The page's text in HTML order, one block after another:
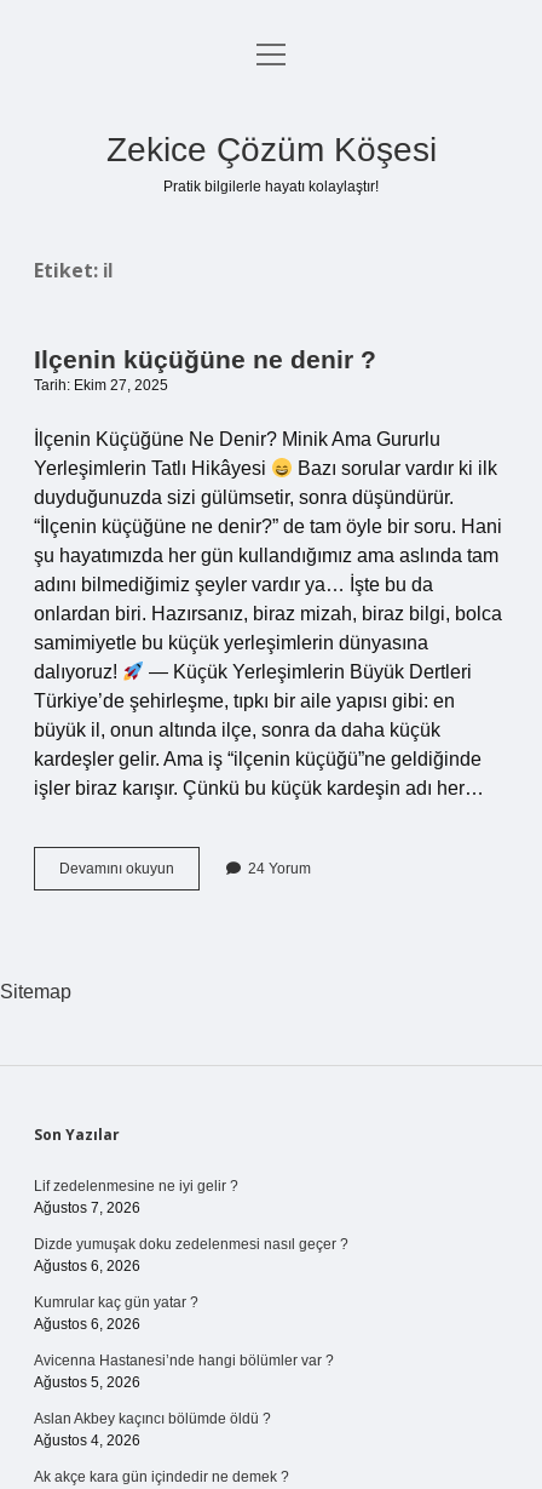
Anasayfa
Yasal Uyarı
menüyü
Zekice Çözüm Köşesi
Pratik bilgilerle hayatı kolaylaştır!
Etiket: il
Ilçenin küçüğüne ne denir ?
Tarih: Ekim 27, 2025
İlçenin Küçüğüne Ne Denir? Minik Ama Gururlu
Yerleşimlerin Tatlı Hikâyesi
Bazı sorular vardır ki ilk
duyduğunuzda sizi gülümsetir, sonra düşündürür.
“İlçenin küçüğüne ne denir?” de tam öyle bir soru. Hani
şu hayatımızda her gün kullandığımız ama aslında tam
adını bilmediğimiz şeyler vardır ya… İşte bu da
onlardan biri. Hazırsanız, biraz mizah, biraz bilgi, bolca
samimiyetle bu küçük yerleşimlerin dünyasına
dalıyoruz!
— Küçük Yerleşimlerin Büyük Dertleri
Türkiye’de şehirleşme, tıpkı bir aile yapısı gibi: en
büyük il, onun altında ilçe, sonra da daha küçük
kardeşler gelir. Ama iş “ilçenin küçüğü”ne geldiğinde
işler biraz karışır. Çünkü bu küçük kardeşin adı her…
Devamını okuyun
küçüğüne
24 Yorum
Sitemap
Sidebar
Son Yazılar
Lif zedelenmesine ne iyi gelir ?
Ağustos 7, 2026
Dizde yumuşak doku zedelenmesi nasıl geçer ?
Ağustos 6, 2026
Kumrular kaç gün yatar ?
Ağustos 6, 2026
Avicenna Hastanesi’nde hangi bölümler var ?
Ağustos 5, 2026
Aslan Akbey kaçıncı bölümde öldü ?
Ağustos 4, 2026
Ak akçe kara gün içindedir ne demek ?